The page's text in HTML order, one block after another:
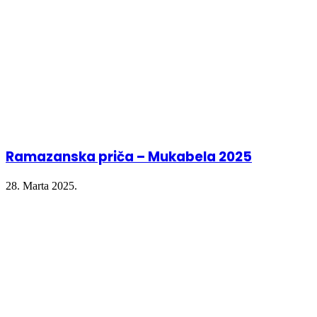
Ramazanska priča – Mukabela 2025
28. Marta 2025.